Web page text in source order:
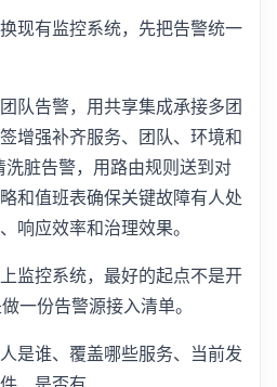
现有监控系统，先把告警统一
队告警，用共享集成承接多团
增强补齐服务、团队、环境和
脏告警，用路由规则送到对
和值班表确保关键故障有人处
响应效率和治理效果。
监控系统，最好的起点不是开
一份告警源接入清单。
是谁、覆盖哪些服务、当前发